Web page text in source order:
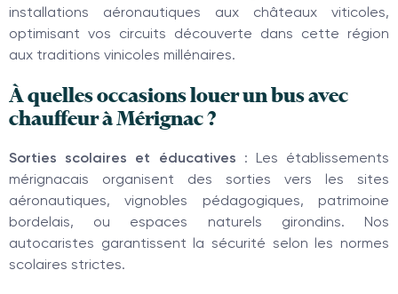
installations aéronautiques aux châteaux viticoles,
optimisant vos circuits découverte dans cette région
aux traditions vinicoles millénaires.
À quelles occasions louer un bus avec
chauffeur à Mérignac ?
Sorties scolaires et éducatives : Les établissements
mérignacais organisent des sorties vers les sites
aéronautiques, vignobles pédagogiques, patrimoine
bordelais, ou espaces naturels girondins. Nos
autocaristes garantissent la sécurité selon les normes
scolaires strictes.